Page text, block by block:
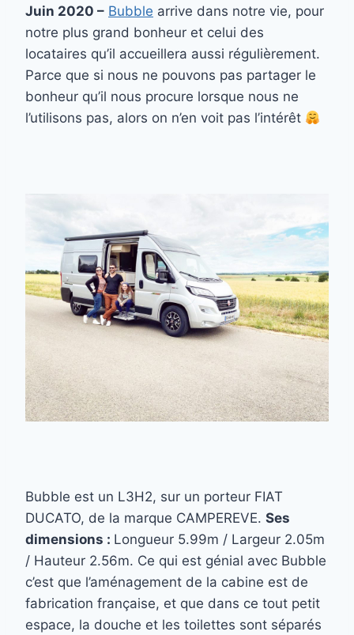
Juin 2020 – Bubble arrive dans notre vie, pour
notre plus grand bonheur et celui des
locataires qu’il accueillera aussi régulièrement.
Parce que si nous ne pouvons pas partager le
bonheur qu’il nous procure lorsque nous ne
l’utilisons pas, alors on n’en voit pas l’intérêt
Bubble est un L3H2, sur un porteur FIAT
DUCATO, de la marque CAMPEREVE. Ses
dimensions : Longueur 5.99m / Largeur 2.05m
/ Hauteur 2.56m. Ce qui est génial avec Bubble
c’est que l’aménagement de la cabine est de
fabrication française, et que dans ce tout petit
espace, la douche et les toilettes sont séparés